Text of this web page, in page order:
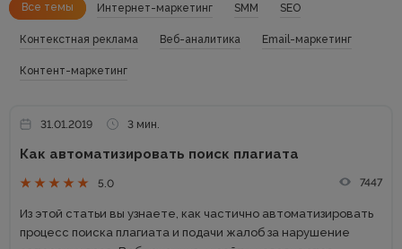
Все темы Интернет-маркетинг SMM SEO
Контекстная реклама Веб-аналитика Email-маркетинг
Контент-маркетинг
31.01.2019 3 мин.
Как автоматизировать поиск плагиата
5.0 7447
Из этой статьи вы узнаете, как частично автоматизировать
процесс поиска плагиата и подачи жалоб за нарушение